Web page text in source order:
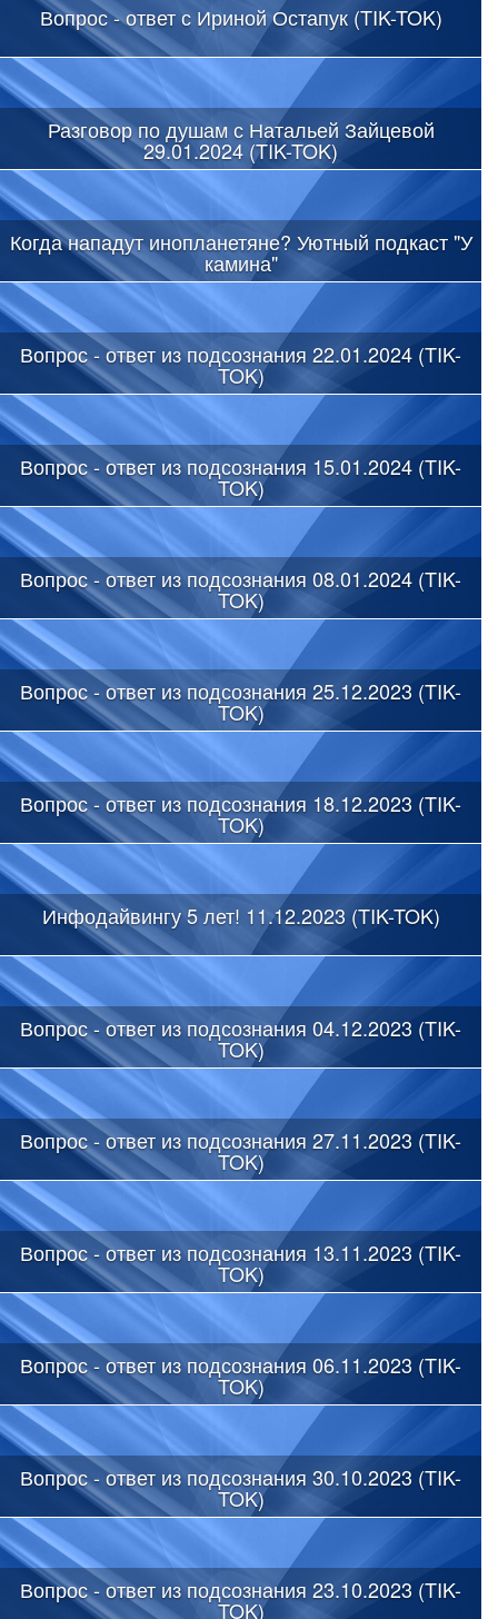
Вопрос - ответ с Ириной Остапук (TIK-TOK)
Разговор по душам с Натальей Зайцевой
29.01.2024 (TIK-TOK)
Когда нападут инопланетяне? Уютный подкаст "У
камина"
Вопрос - ответ из подсознания 22.01.2024 (TIK-
TOK)
Вопрос - ответ из подсознания 15.01.2024 (TIK-
TOK)
Вопрос - ответ из подсознания 08.01.2024 (TIK-
TOK)
Вопрос - ответ из подсознания 25.12.2023 (TIK-
TOK)
Вопрос - ответ из подсознания 18.12.2023 (TIK-
TOK)
Инфодайвингу 5 лет! 11.12.2023 (TIK-TOK)
Вопрос - ответ из подсознания 04.12.2023 (TIK-
TOK)
Вопрос - ответ из подсознания 27.11.2023 (TIK-
TOK)
Вопрос - ответ из подсознания 13.11.2023 (TIK-
TOK)
Вопрос - ответ из подсознания 06.11.2023 (TIK-
TOK)
Вопрос - ответ из подсознания 30.10.2023 (TIK-
TOK)
Вопрос - ответ из подсознания 23.10.2023 (TIK-
TOK)